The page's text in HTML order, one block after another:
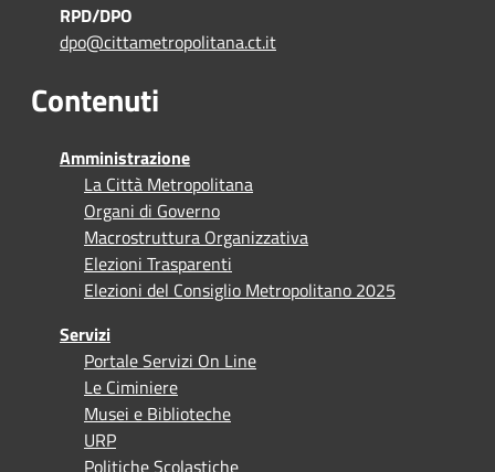
RPD/DPO
dpo@cittametropolitana.ct.it
Contenuti
Amministrazione
La Città Metropolitana
Organi di Governo
Macrostruttura Organizzativa
Elezioni Trasparenti
Elezioni del Consiglio Metropolitano 2025
Servizi
Portale Servizi On Line
Le Ciminiere
Musei e Biblioteche
URP
Politiche Scolastiche